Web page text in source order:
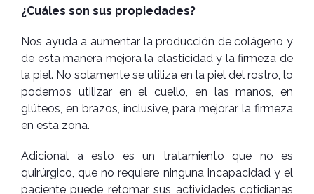
¿Cuáles son sus propiedades?
Nos ayuda a aumentar la producción de colágeno y
de esta manera mejora la elasticidad y la firmeza de
la piel. No solamente se utiliza en la piel del rostro, lo
podemos utilizar en el cuello, en las manos, en
glúteos, en brazos, inclusive, para mejorar la firmeza
en esta zona.
Adicional a esto es un tratamiento que no es
quirúrgico, que no requiere ninguna incapacidad y el
paciente puede retomar sus actividades cotidianas